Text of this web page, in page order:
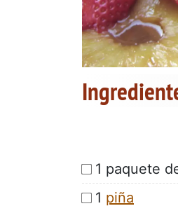
1 paquete
1 piña